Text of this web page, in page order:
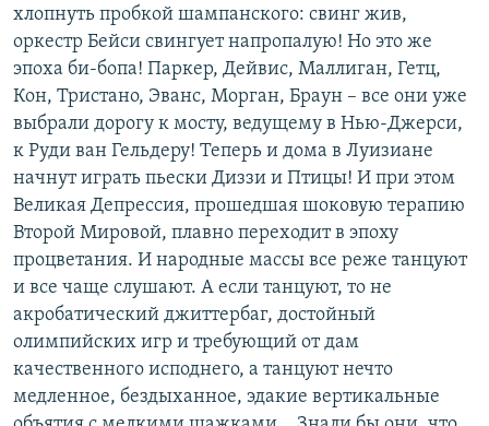
хлопнуть пробкой шампанского: свинг жив,
оркестр Бейси свингует напропалую! Но это же
эпоха би-бопа! Паркер, Дейвис, Маллиган, Гетц,
Кон, Тристано, Эванс, Морган, Браун – все они уже
выбрали дорогу к мосту, ведущему в Нью-Джерси,
к Руди ван Гельдеру! Теперь и дома в Луизиане
начнут играть пьески Диззи и Птицы! И при этом
Великая Депрессия, прошедшая шоковую терапию
Второй Мировой, плавно переходит в эпоху
процветания. И народные массы все реже танцуют
и все чаще слушают. А если танцуют, то не
акробатический джиттербаг, достойный
олимпийских игр и требующий от дам
качественного исподнего, а танцуют нечто
медленное, бездыханное, эдакие вертикальные